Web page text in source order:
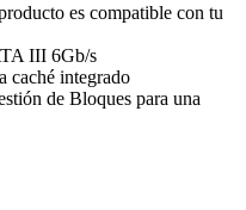
es compatible con tu
III 6Gb/s
caché integrado
de Bloques para una